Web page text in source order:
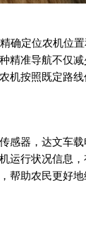
确定位农机位
精准导航不仅
机按照既定路
感器，达文车
运行状况信息
帮助农民更好